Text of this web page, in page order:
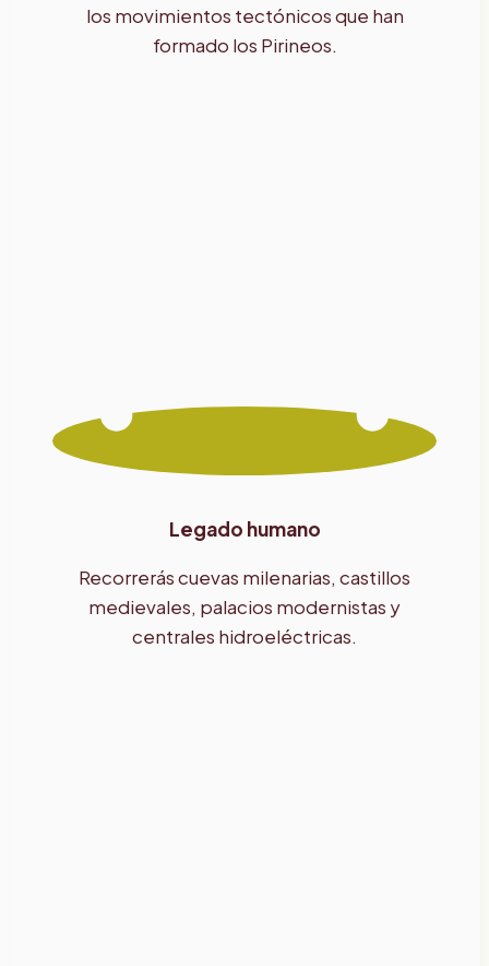
los movimientos tectónicos que han
formado los Pirineos.
Legado humano
Recorrerás cuevas milenarias, castillos
medievales, palacios modernistas y
centrales hidroeléctricas.